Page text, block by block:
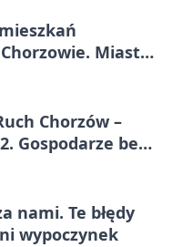
Miasto
Chorzów –
Gospodarze bez
nami. Te błędy
wypoczynek